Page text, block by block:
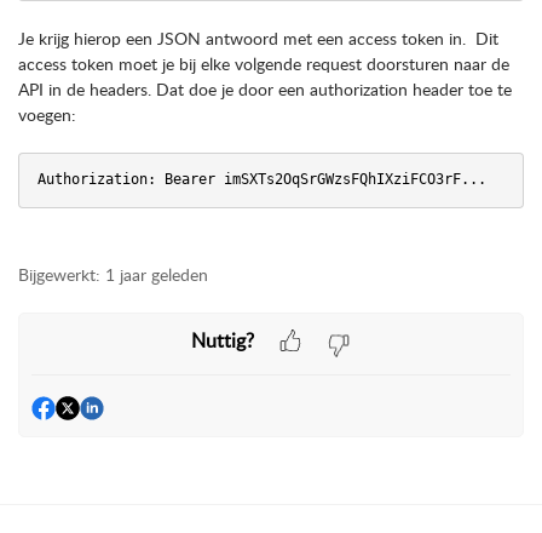
Je krijg hierop een JSON antwoord met een access token in. Dit
access token moet je bij elke volgende request doorsturen naar de
API in de headers. Dat doe je door een authorization header toe te
voegen:
Authorization: Bearer imSXTs2OqSrGWzsFQhIXziFCO3rF...
Bijgewerkt: 1 jaar geleden
Nuttig?